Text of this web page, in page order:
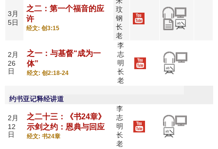
3月
5日
之二：第一个福音的应
许
经文: 创3:15
玟
钢
长
老
2月
26
日
之一：与基督“成为一
体”
经文: 创2:18-24
李
志
明
长
老
约书亚记释经讲道
2月
12
日
之二十三：《书24章》
示剑之约：恩典与回应
经文: 书24章
李
志
明
长
老